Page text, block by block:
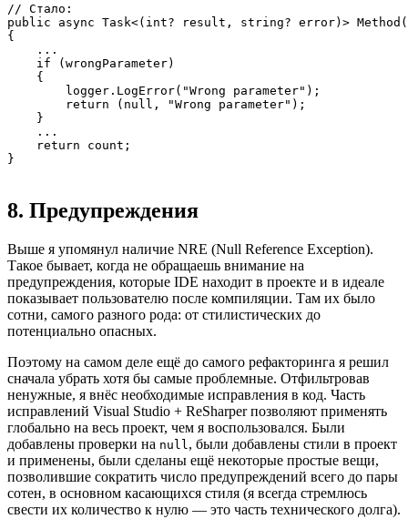
// Стало:
public async Task<(int? result, string? error)>
{
    ...
    if (wrongParameter)
    {
        logger.LogError("Wrong parameter");
        return (null, "Wrong parameter");
    }
    ...
    return count;
}
8. Предупреждения
Выше я упомянул наличие NRE (Null Reference Exception).
Такое бывает, когда не обращаешь внимание на
предупреждения, которые IDE находит в проекте и в идеале
показывает пользователю после компиляции. Там их было
сотни, самого разного рода: от стилистических до
потенциально опасных.
Поэтому на самом деле ещё до самого рефакторинга я решил
сначала убрать хотя бы самые проблемные. Отфильтровав
ненужные, я внёс необходимые исправления в код. Часть
исправлений Visual Studio + ReSharper позволяют применять
глобально на весь проект, чем я воспользовался. Были
добавлены проверки на null, были добавлены стили в проект
и применены, были сделаны ещё некоторые простые вещи,
позволившие сократить число предупреждений всего до пары
сотен, в основном касающихся стиля (я всегда стремлюсь
свести их количество к нулю — это часть технического долга).